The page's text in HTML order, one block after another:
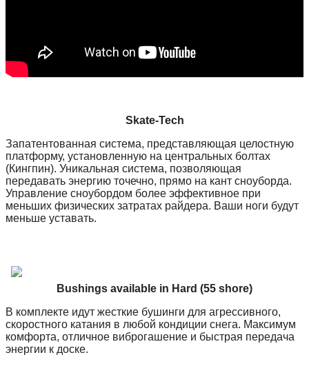
Skate-Tech
Запатентованная система, представляющая целостную
платформу, установленную на центральных болтах
(Кингпин). Уникальная система, позволяющая
передавать энергию точечно, прямо на кант сноуборда.
Управление сноубордом более эффективное при
меньших физических затратах райдера. Ваши ноги будут
меньше уставать.
Bushings available in Hard (55 shore)
В комплекте идут жесткие бушинги для агрессивного,
скоростного катания в любой кондиции снега. Максимум
комфорта, отличное виброгашение и быстрая передача
энергии к доске.